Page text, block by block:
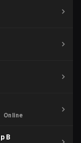
Online
B